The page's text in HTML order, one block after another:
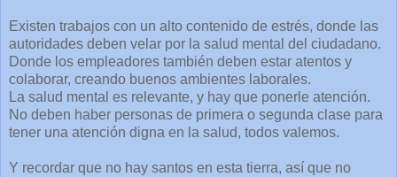
Existen trabajos con un alto contenido de estrés, donde las
autoridades deben velar por la salud mental del ciudadano.
Donde los empleadores también deben estar atentos y
colaborar, creando buenos ambientes laborales.
La salud mental es relevante, y hay que ponerle atención.
No deben haber personas de primera o segunda clase para
tener una atención digna en la salud, todos valemos.
Y recordar que no hay santos en esta tierra, así que no